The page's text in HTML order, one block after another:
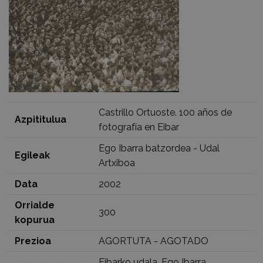
Azpititulua
Castrillo Ortuoste. 100 años de
fotografía en Eibar
Egileak
Ego Ibarra batzordea - Udal
Artxiboa
Data
2002
Orrialde
kopurua
300
Prezioa AGORTUTA - AGOTADO